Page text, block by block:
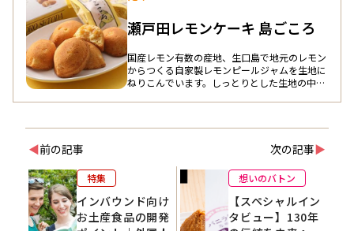
瀬戸田レモンケーキ 島ごころ
国産レモン有数の産地、生口島で地元のレモン
からつくる自家製レモンピールジャムを生地に
ねりこんでいます。しっとりとした生地の中に
に、レモンの島のレモンケーキです。
◀前の記事
特集
インバウンド向け
お土産食品の開発
次の記事▶
想いのバトン
【スペシャルイン
タビュー】130年